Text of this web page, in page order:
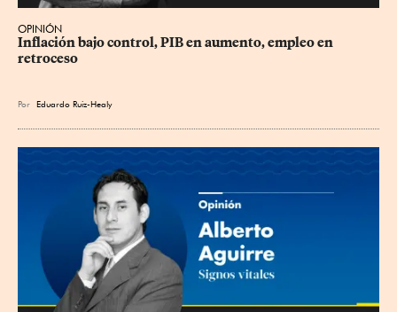
OPINIÓN
Inflación bajo control, PIB en aumento, empleo en
retroceso
Por Eduardo Ruiz-Healy